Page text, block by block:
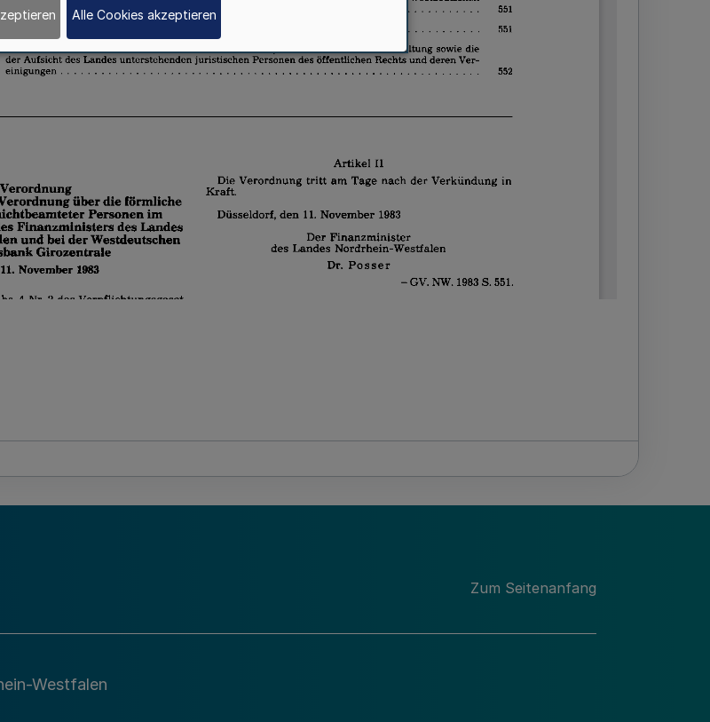
Zum Seitenanfang
Westfalen
Alle Cookies akzeptieren